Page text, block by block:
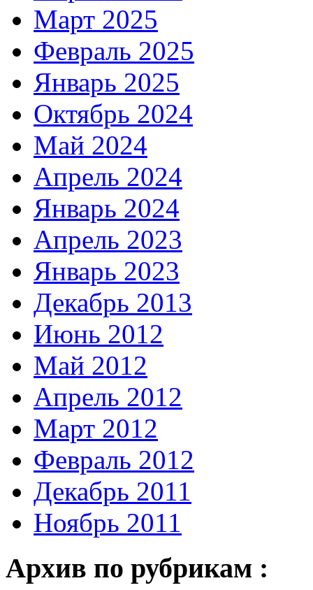
Март 2025
Февраль 2025
Январь 2025
Октябрь 2024
Май 2024
Апрель 2024
Январь 2024
Апрель 2023
Январь 2023
Декабрь 2013
Июнь 2012
Май 2012
Апрель 2012
Март 2012
Февраль 2012
Декабрь 2011
Ноябрь 2011
Архив по рубрикам :